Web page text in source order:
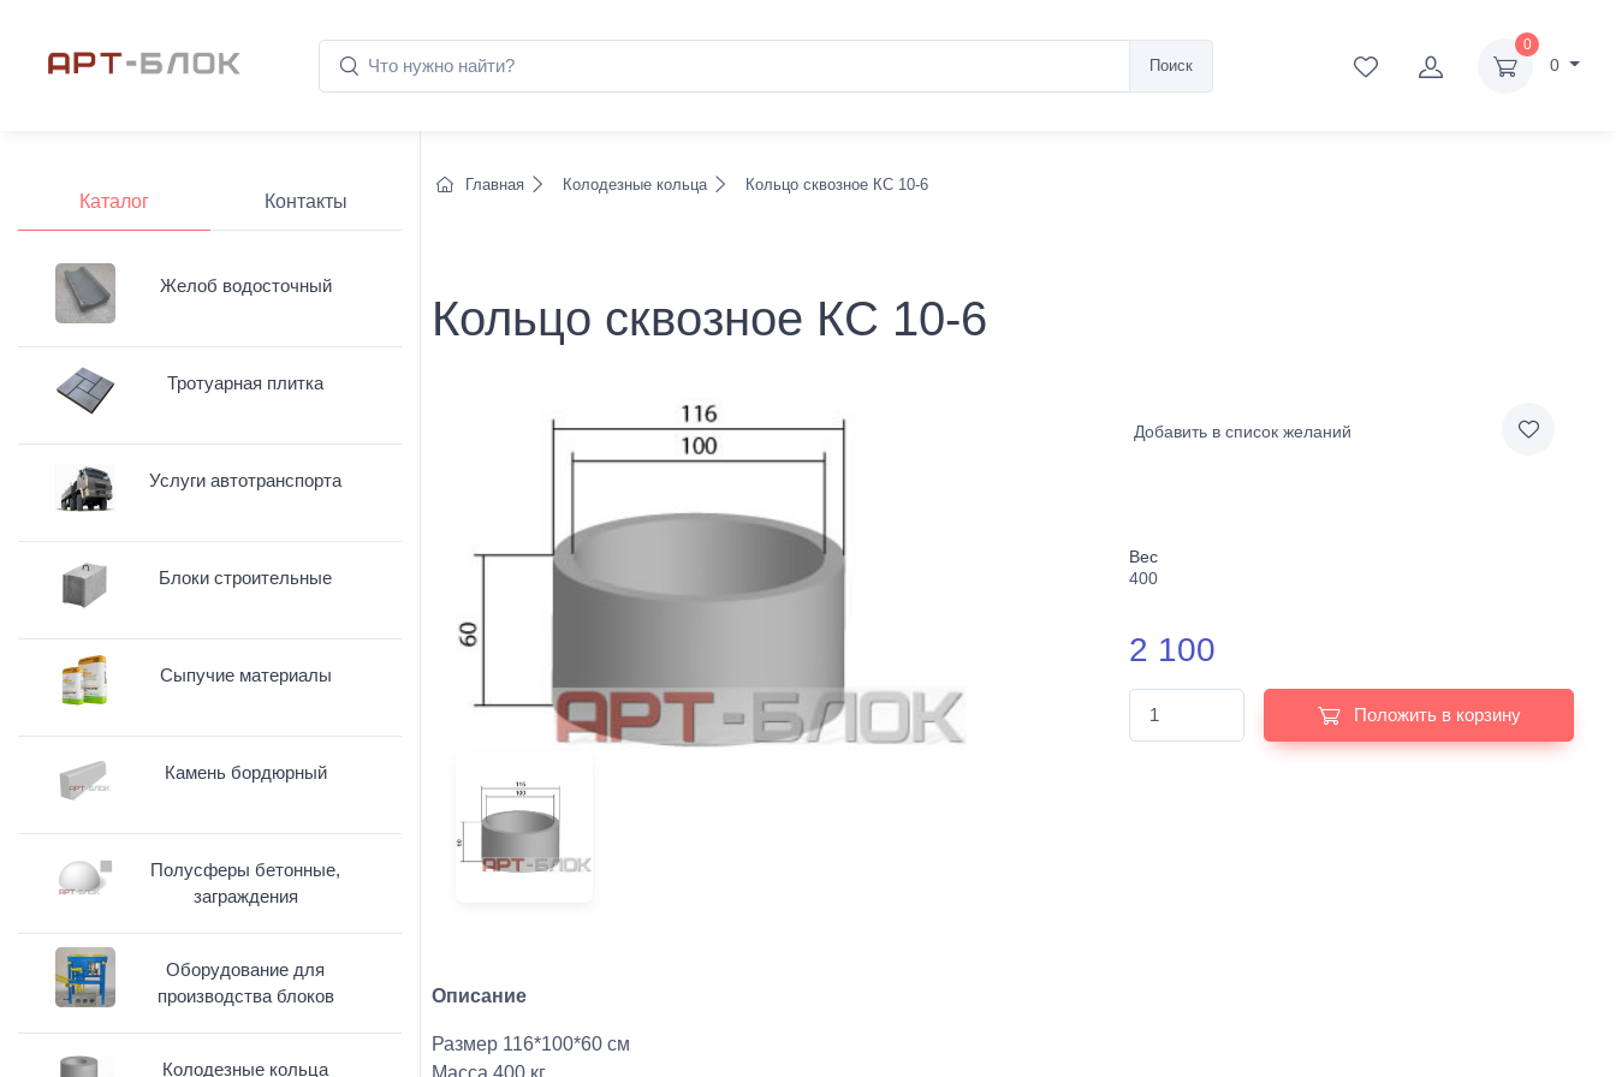
Поиск
0
0
Главная Колодезные кольца Кольцо сквозное КС 10-6
Кольцо сквозное КС 10-6
Добавить в список желаний
Вес
400
2 100
Положить в корзину
Описание
Размер 116*100*60 см
Каталог Контакты
Желоб водосточный
Тротуарная плитка
Услуги автотранспорта
Блоки строительные
Сыпучие материалы
Камень бордюрный
Полусферы бетонные,
заграждения
Оборудование для
производства блоков
Колодезные кольца